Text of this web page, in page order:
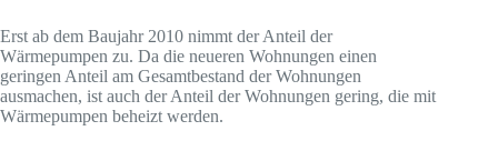
Erst ab dem Baujahr 2010 nimmt der Anteil der
Wärmepumpen zu. Da die neueren Wohnungen einen
geringen Anteil am Gesamtbestand der Wohnungen
ausmachen, ist auch der Anteil der Wohnungen gering, die mit
Wärmepumpen beheizt werden.